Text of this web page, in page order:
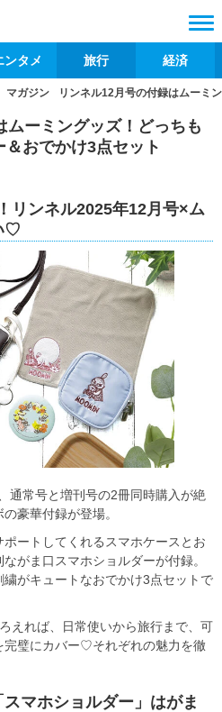
ンタメ 旅行 経済
マガジン リンネル12月号の付録はムーミ
ムーミングッズ！どっちも
おでかけ3点セット
リンネル2025年12月号×ム
♡
通常号と増刊号の2冊同時購入が絶
豪華付録が登場。
ートしてくれるスマホケースとお
がま口スマホショルダーが付録。
がキュートなおでかけ3点セットで
えれば、日常使いから旅行まで、可
完璧にカバー♡それぞれの魅力を徹
スマホショルダー」はがま